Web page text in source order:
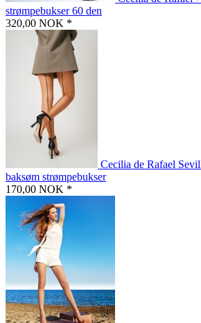
strømpebukser 60 den
320,00 NOK *
Cecilia de Rafael
baksøm strømpebukser
170,00 NOK *